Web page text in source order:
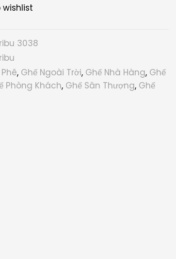
3038
, Ghế Ngoài Trời, Ghế Nhà Hàng, Ghế
Phòng Khách, Ghế Sân Thượng, Ghế